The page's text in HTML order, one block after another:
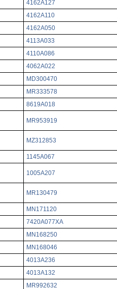
4162A127
4162A110
4162A050
4113A033
4110A086
4062A022
MD300470
MR333578
8619A018
MR953919
MZ312853
1145A067
1005A207
MR130479
MN171120
7420A077XA
MN168250
MN168046
4013A236
4013A132
MR992632